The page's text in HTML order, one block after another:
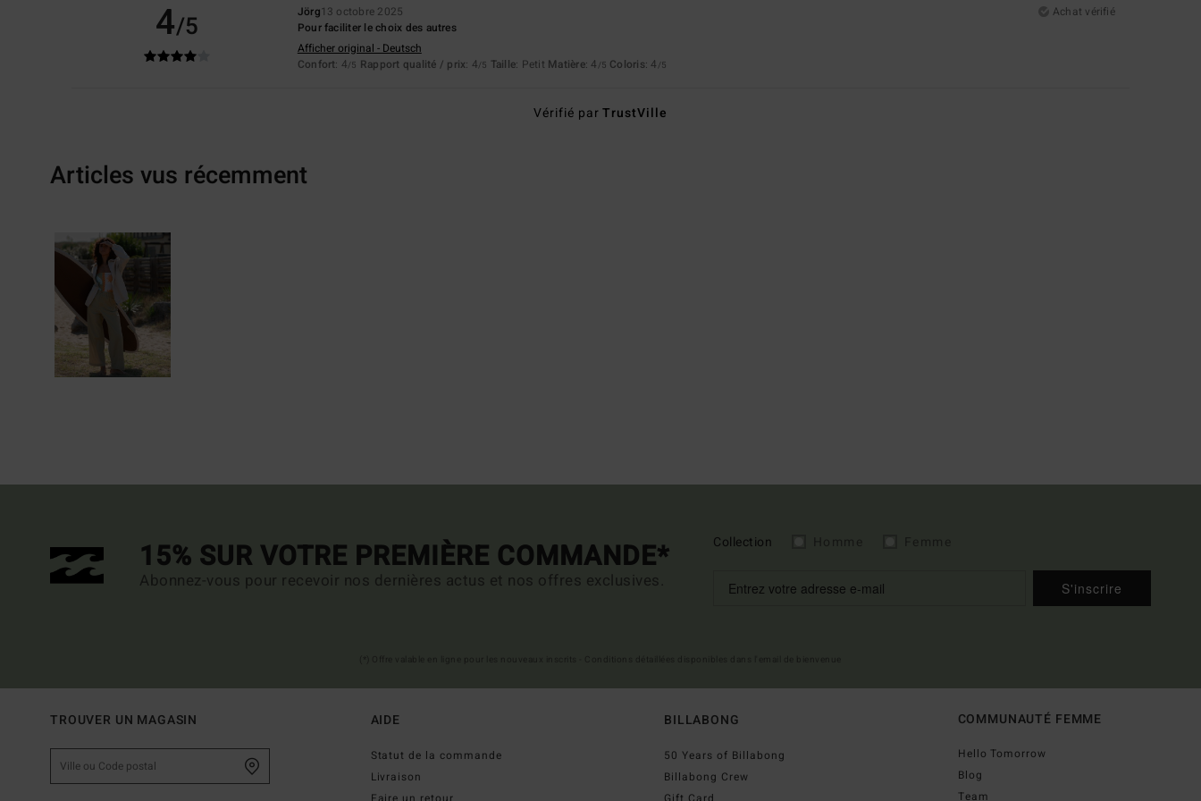
4/5 Jörg13 octobre 2025
Achat vérifié
Pour faciliter le choix des autres
Afficher original - Deutsch
Confort: 4/5 Rapport qualité / prix: 4/5 Taille: Petit Matière: 4 /5 Coloris: 4 /5
Vérifié parTrustVille
Articles vus récemment
15% SUR VOTRE PREMIÈRE COMMANDE*
Abonnez-vous pour recevoir nos dernières actus et nos offres exclusives.
Collection
S'inscrire
TROUVER UN MAGASIN AIDE
Statut de la commande
Livraison
BILLABONG
50 Years of Billabong
Billabong Crew
COMMUNAUTÉ FEMME
Hello Tomorrow
Blog
Team